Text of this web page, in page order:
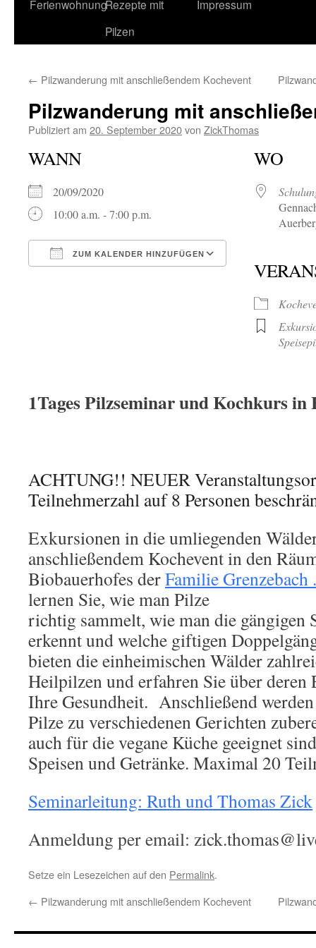
FerienwohnungRezepte mit
Pilzen
Impressum
← Pilzwanderung mit anschließendem Kochevent
Pilzwanderung mit
Publiziert am 20. September 2020von ZickThomas
WANN
20/09/2020
10:00 a.m. - 7:00 p.m.
ZUM KALENDER HINZUFÜGEN
Google Kalender
WO
1Tages Pilzseminar und Kochkurs
ACHTUNG!! NEUER
Teilnehmerzahl auf 8 Personen
Exkursionen in die umliegenden
anschließendem Kochevent in den
Biobauerhofes derFamilie Grenzebach .
lernen Sie, wie man Pilze
richtig sammelt, wie man die gängigen
erkennt und welche giftigen
bieten die einheimischen Wälder
Heilpilzen und erfahren Sie über deren
Ihre Gesundheit. Anschließend
Pilze zu verschiedenen Gerichten
auch für die vegane Küche geeignet
Speisen und Getränke. Maximal 20
Seminarleitung: Ruth und Thomas Zick
Anmeldung per email:
Setze ein Lesezeichen auf den Permalink.
← Pilzwanderung mit anschließendem Kochevent